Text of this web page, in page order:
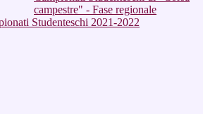
campestre" - Fase regionale
Studenteschi 2021-2022